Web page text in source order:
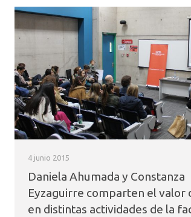
4 junio 2015
Daniela Ahumada y Constanza
Eyzaguirre comparten el valor
en distintas actividades de la